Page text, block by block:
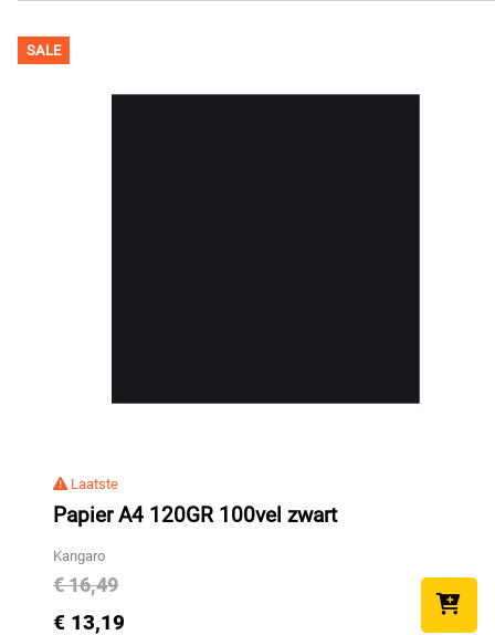
SALE
Laatste
Papier A4 120GR 100vel zwart
Kangaro
€ 16,49
€ 13,19